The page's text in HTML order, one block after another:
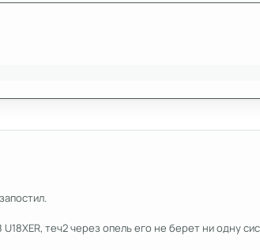
теч2 через опель его не берет ни одну